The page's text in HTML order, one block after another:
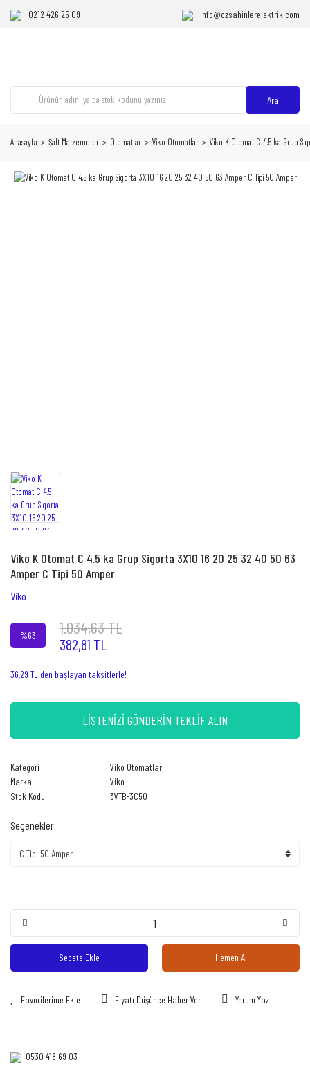
0212 426 25 09 info@ozsahinlerelektrik.com
Ara
Anasayfa Şalt Malzemeler Otomatlar Viko Otomatlar Viko K Otomat C 4.5 ka Grup
Viko K Otomat C 4.5 ka Grup Sigorta 3X10 16 20 25 32 40 50 63
Amper C Tipi 50 Amper
Viko
%63 1.034,63 TL
382,81 TL
36,29 TL den başlayan taksitlerle!
LİSTENİZİ GÖNDERİN TEKLİF ALIN
Kategori
Viko Otomatlar
Marka
Viko
Stok Kodu
3VTB-3C50
Seçenekler
Sepete Ekle Hemen Al
Fiyatı Düşünce Haber Ver Yorum Yaz
0530 418 69 03‎‎